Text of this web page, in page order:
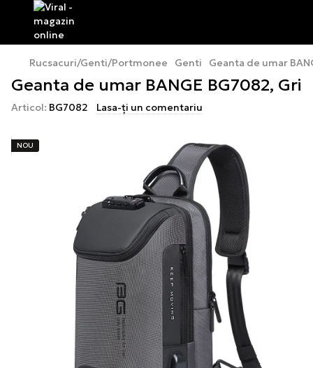
Rucsacuri/Genti/Portmonee Genti Geanta de umar
Geanta de umar BANGE BG7082, Gri
Articol: BG7082 Lasa-ți un comentariu
NOU